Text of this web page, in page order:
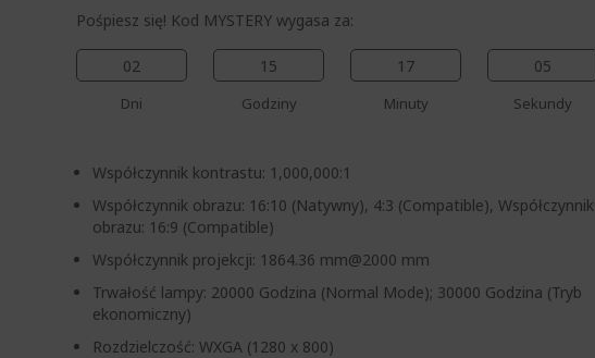
Pośpiesz się! Kod MYSTERY wygasa za:
02
Dni
15
Godziny
17
Minuty
04
Sekundy
Współczynnik kontrastu: 1,000,000:1
Współczynnik obrazu: 16:10 (Natywny), 4:3 (Compatible), Współczynnik
obrazu: 16:9 (Compatible)
Współczynnik projekcji: 1864.36 mm@2000 mm
Trwałość lampy: 20000 Godzina (Normal Mode); 30000 Godzina (Tryb
ekonomiczny)
Rozdzielczość: WXGA (1280 x 800)